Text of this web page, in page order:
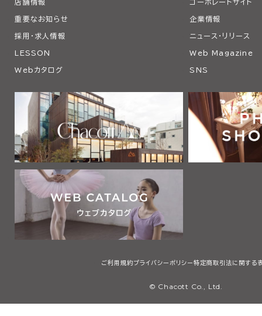
店舗情報 コーポレートサイト
重要なお知らせ 企業情報
採用・求人情報 ニュース・リリース
LESSON Web Magazine
Webカタログ SNS
ご利用規約プライバシーポリシー 特定商取引法に関する
© Chacott Co., Ltd.